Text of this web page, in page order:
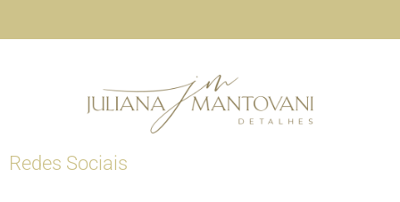
Redes Sociais